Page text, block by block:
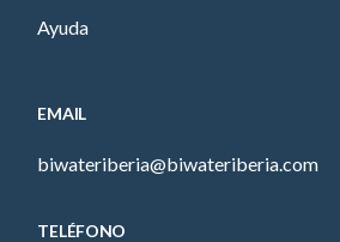
Ayuda
EMAIL
biwateriberia@biwateriberia.com
TELÉFONO